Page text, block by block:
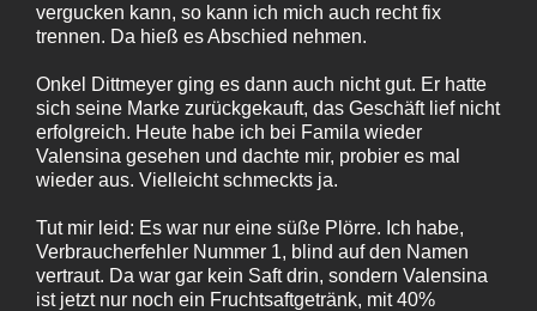
vergucken kann, so kann ich mich auch recht fix
trennen. Da hieß es Abschied nehmen.
Onkel Dittmeyer ging es dann auch nicht gut. Er hatte
sich seine Marke zurückgekauft, das Geschäft lief nicht
erfolgreich. Heute habe ich bei Famila wieder
Valensina gesehen und dachte mir, probier es mal
wieder aus. Vielleicht schmeckts ja.
Tut mir leid: Es war nur eine süße Plörre. Ich habe,
Verbraucherfehler Nummer 1, blind auf den Namen
vertraut. Da war gar kein Saft drin, sondern Valensina
ist jetzt nur noch ein Fruchtsaftgetränk, mit 40%